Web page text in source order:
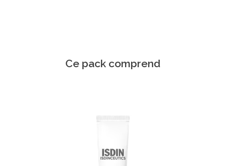
Ce pack comprend